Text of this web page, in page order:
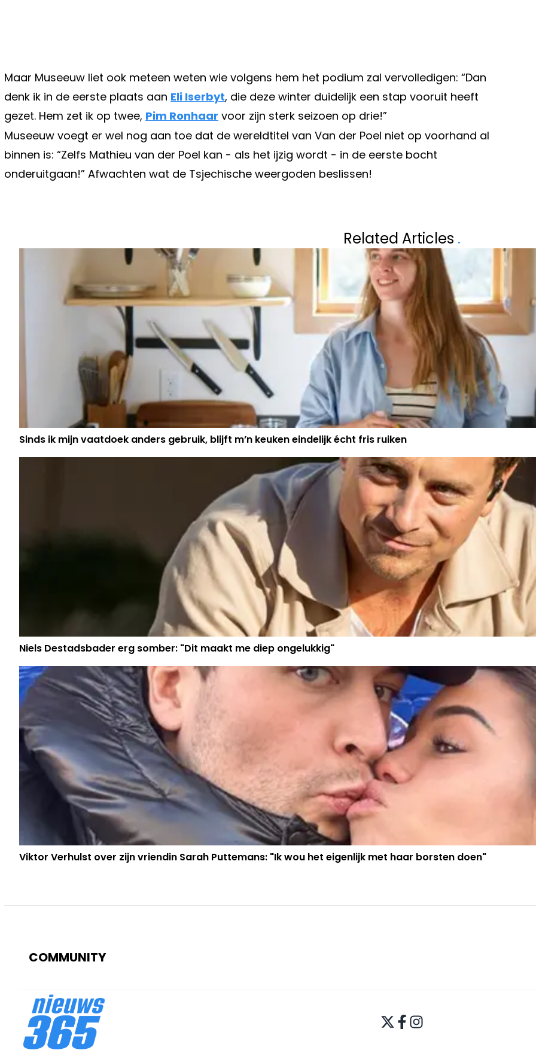
Maar Museeuw liet ook meteen weten wie volgens hem het podium zal vervolledigen: “Dan
denk ik in de eerste plaats aan Eli Iserbyt, die deze winter duidelijk een stap vooruit heeft
gezet. Hem zet ik op twee, Pim Ronhaar voor zijn sterk seizoen op drie!”
Museeuw voegt er wel nog aan toe dat de wereldtitel van Van der Poel niet op voorhand al
binnen is: “Zelfs Mathieu van der Poel kan - als het ijzig wordt - in de eerste bocht
onderuitgaan!” Afwachten wat de Tsjechische weergoden beslissen!
POLITIECONTROLES VERKLAPPEN
TANJA
HEEFT ME
AANKOMEN"
Related Articles .
Sinds ik mijn vaatdoek anders gebruik, blijft m’n keuken eindelijk écht fris ruiken
Niels Destadsbader erg somber: "Dit maakt me diep ongelukkig"
Viktor Verhulst over zijn vriendin Sarah Puttemans: "Ik wou het eigenlijk met haar borsten doen"
COMMUNITY